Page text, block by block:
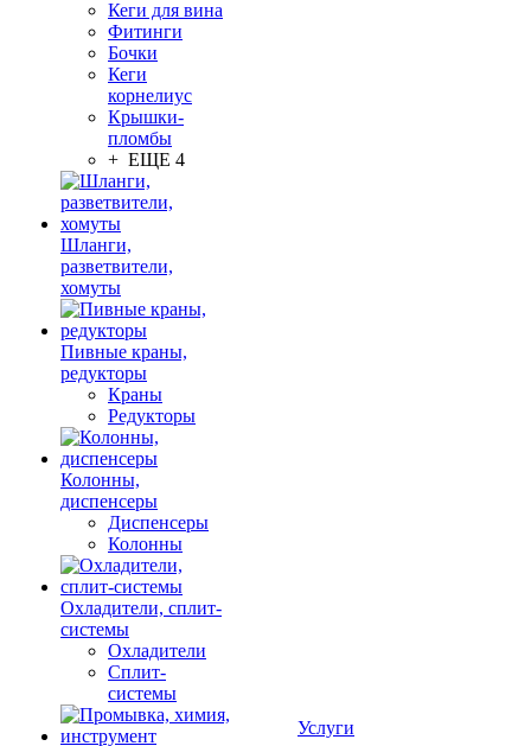
Кеги для вина
Фитинги
Бочки
Кеги
корнелиус
Крышки-
пломбы
+ ЕЩЕ 4
Шланги,
разветвители,
хомуты
Пивные краны,
редукторы
Краны
Редукторы
Колонны,
диспенсеры
Диспенсеры
Колонны
Охладители, сплит-
системы
Охладители
Сплит-
системы
Услуги